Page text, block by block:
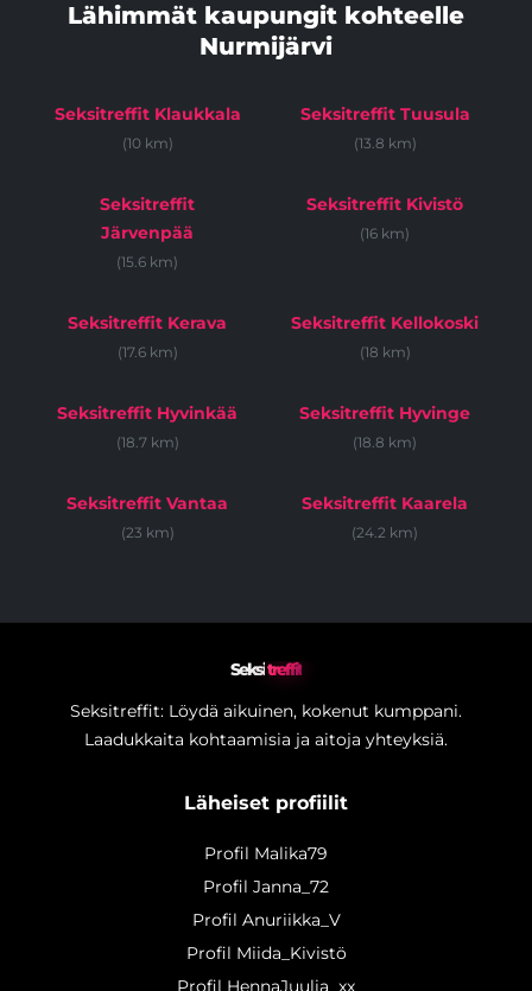
Lähimmät kaupungit kohteelle
Nurmijärvi
Seksitreffit Klaukkala
(10 km)
Seksitreffit Tuusula
(13.8 km)
Seksitreffit
Järvenpää
(15.6 km)
Seksitreffit Kivistö
(16 km)
Seksitreffit Kerava
(17.6 km)
Seksitreffit Kellokoski
(18 km)
Seksitreffit Hyvinkää
(18.7 km)
Seksitreffit Hyvinge
(18.8 km)
Seksitreffit Vantaa
(23 km)
Seksitreffit Kaarela
(24.2 km)
Seksitreffit
Seksitreffit: Löydä aikuinen, kokenut kumppani.
Laadukkaita kohtaamisia ja aitoja yhteyksiä.
Läheiset profiilit
Profil Malika79
Profil Janna_72
Profil Anuriikka_V
Profil Miida_Kivistö
Profil HennaJuulia_xx